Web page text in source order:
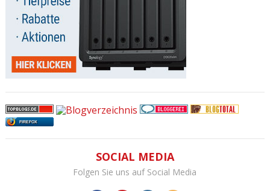
FIREFOX
SOCIAL MEDIA
Folgen Sie uns auf Social Media